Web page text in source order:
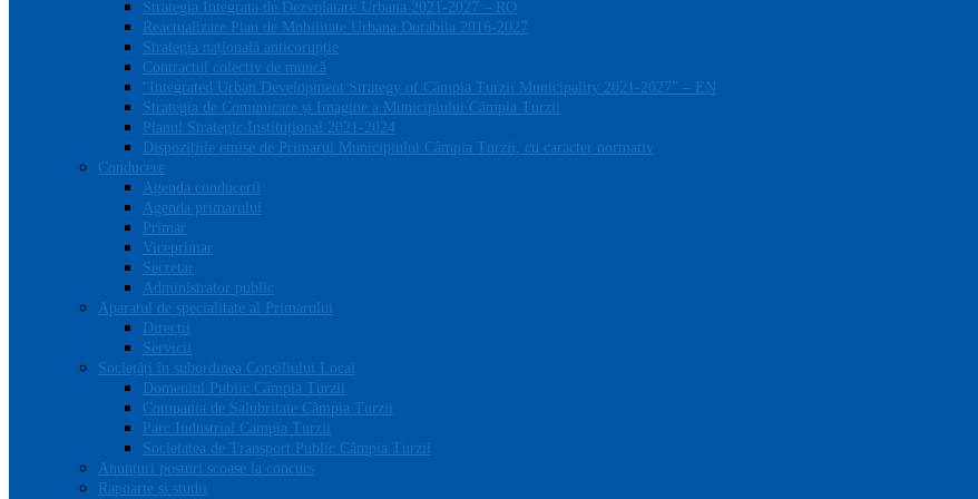
Strategia Integrata de Dezvolatare Urbana 2021-2027 – RO
Reactualizare Plan de Mobilitate Urbana Durabila 2016-2027
Strategia națională anticorupție
Contractul colectiv de muncă
“Integrated Urban Development Strategy of Câmpia Turzii Municipality 2021-2027” – EN
Strategia de Comunicare și Imagine a Municipiului Câmpia Turzii
Planul Strategic Instituțional 2021-2024
Dispozițiile emise de Primarul Municipiului Câmpia Turzii, cu caracter normativ
Conducere
Agenda conducerii
Agenda primarului
Primar
Viceprimar
Secretar
Administrator public
Aparatul de specialitate al Primarului
Direcții
Servicii
Sociețăți în subordinea Consiliului Local
Domeniul Public Câmpia Turzii
Compania de Salubritate Câmpia Turzii
Parc Industrial Campia Turzii
Societatea de Transport Public Câmpia Turzii
Anunțuri posturi scoase la concurs
Rapoarte și studii